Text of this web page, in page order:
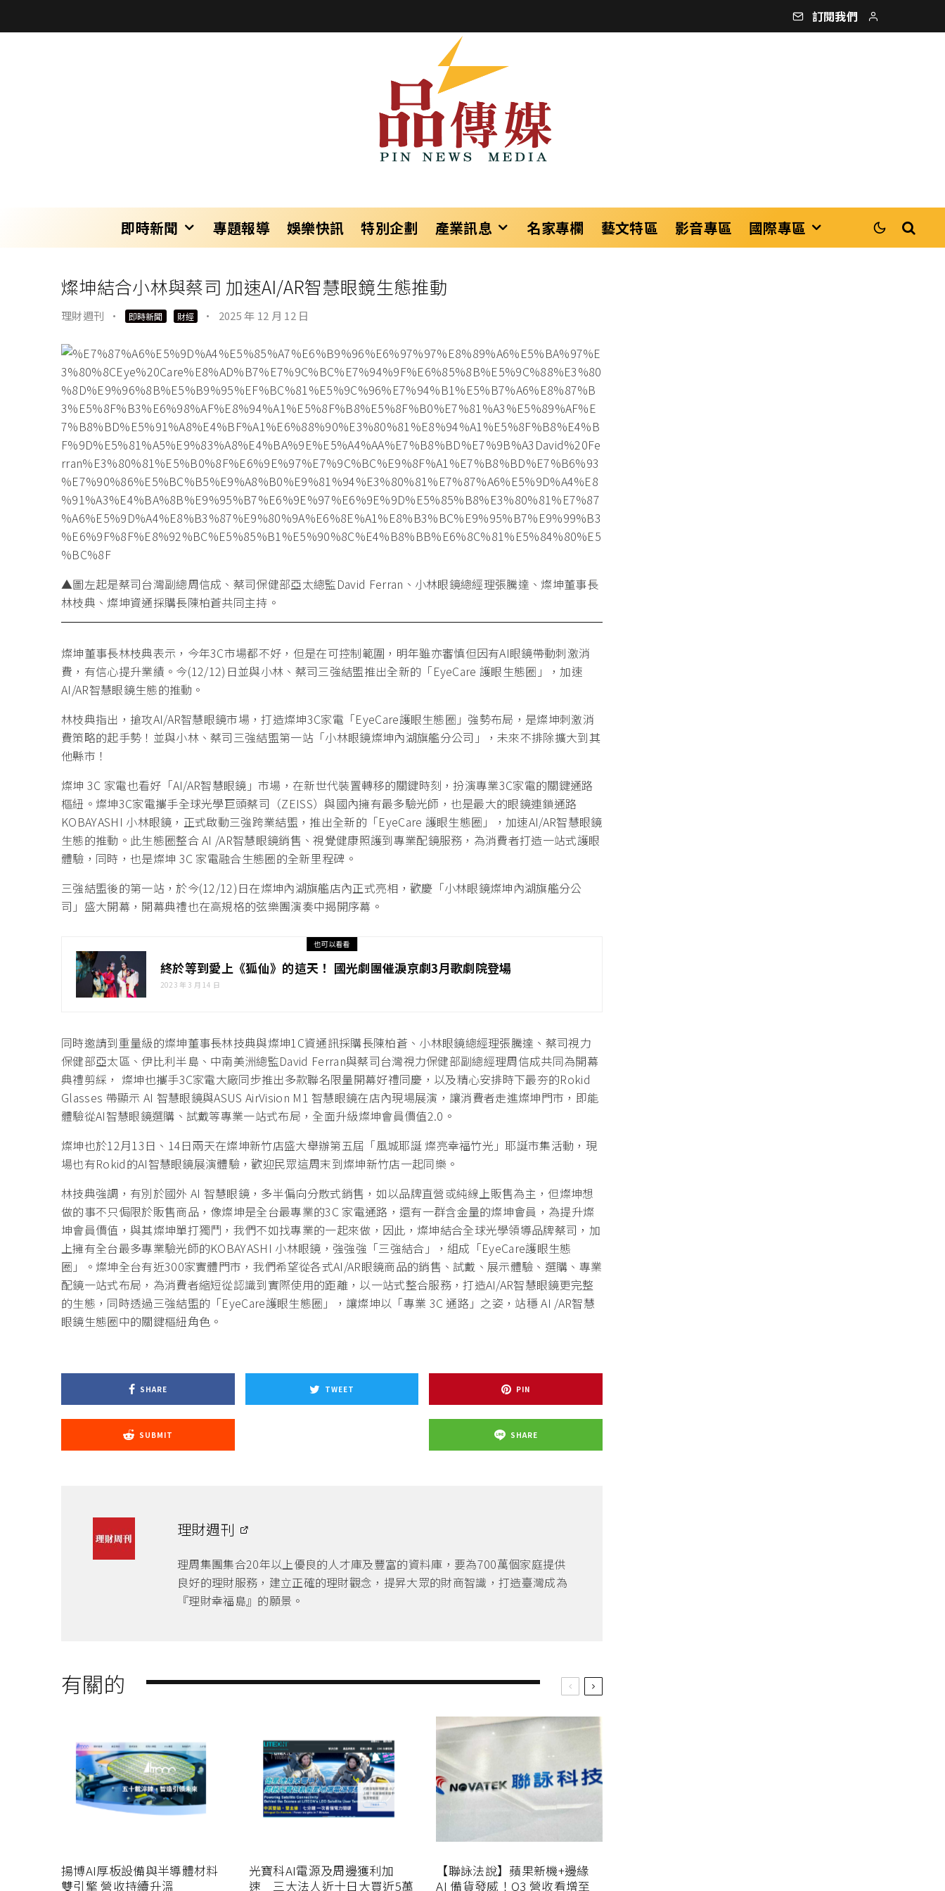
訂閱我們
即時新聞 專題報導 娛樂快訊 特別企劃 產業訊息 名家專欄 藝文特區 影音專區 國際專區
燦坤結合小林與蔡司 加速AI/AR智慧眼鏡生態推動
理財週刊 · 即時新聞 財經 · 2025 年 12 月 12 日
▲圖左起是蔡司台灣副總周信成、蔡司保健部亞太總監David Ferran、小林眼鏡總經理張騰達、燦坤董事長
林枝典、燦坤資通採購長陳柏蒼共同主持。
燦坤董事長林枝典表示，今年3C市場都不好，但是在可控制範圍，明年雖亦審慎但因有AI眼鏡帶動刺激消
費，有信心提升業績。今(12/12)日並與小林、蔡司三強結盟推出全新的「EyeCare 護眼生態圈」，加速
AI/AR智慧眼鏡生態的推動。
林枝典指出，搶攻AI/AR智慧眼鏡市場，打造燦坤3C家電「EyeCare護眼生態圈」強勢布局，是燦坤刺激消
費策略的起手勢！並與小林、蔡司三強結盟第一站「小林眼鏡燦坤內湖旗艦分公司」，未來不排除擴大到其
他縣市！
燦坤 3C 家電也看好「AI/AR智慧眼鏡」市場，在新世代裝置轉移的關鍵時刻，扮演專業3C家電的關鍵通路
樞紐。燦坤3C家電攜手全球光學巨頭蔡司（ZEISS）與國內擁有最多驗光師，也是最大的眼鏡連鎖通路
KOBAYASHI 小林眼鏡，正式啟動三強跨業結盟，推出全新的「EyeCare 護眼生態圈」，加速AI/AR智慧眼鏡
生態的推動。此生態圈整合 AI /AR智慧眼鏡銷售、視覺健康照護到專業配鏡服務，為消費者打造一站式護眼
體驗，同時，也是燦坤 3C 家電融合生態圈的全新里程碑。
三強結盟後的第一站，於今(12/12)日在燦坤內湖旗艦店內正式亮相，歡慶「小林眼鏡燦坤內湖旗艦分公
司」盛大開幕，開幕典禮也在高規格的弦樂團演奏中揭開序幕。
也可以看看
終於等到愛上《狐仙》的這天！ 國光劇團催淚京劇3月歌劇院登場
2023 年 3 月 14 日
同時邀請到重量級的燦坤董事長林技典與燦坤1C資通訊採購長陳柏蒼、小林眼鏡總經理張騰達、蔡司視力
保健部亞太區、伊比利半島、中南美洲總監David Ferran與蔡司台灣視力保健部副總經理周信成共同為開幕
典禮剪綵， 燦坤也攜手3C家電大廠同步推出多款聯名限量開幕好禮同慶，以及精心安排時下最夯的Rokid
Glasses 帶顯示 AI 智慧眼鏡與ASUS AirVision M1 智慧眼鏡在店內現場展演，讓消費者走進燦坤門市，即能
體驗從AI智慧眼鏡選購、試戴等專業一站式布局，全面升級燦坤會員價值2.0。
燦坤也於12月13日、14日兩天在燦坤新竹店盛大舉辦第五屆「風城耶誕 燦亮幸福竹光」耶誕市集活動，現
場也有Rokid的AI智慧眼鏡展演體驗，歡迎民眾這周末到燦坤新竹店一起同樂。
林技典強調，有別於國外 AI 智慧眼鏡，多半偏向分散式銷售，如以品牌直營或純線上販售為主，但燦坤想
做的事不只侷限於販售商品，像燦坤是全台最專業的3C 家電通路，還有一群含金量的燦坤會員，為提升燦
坤會員價值，與其燦坤單打獨鬥，我們不如找專業的一起來做，因此，燦坤結合全球光學領導品牌蔡司，加
上擁有全台最多專業驗光師的KOBAYASHI 小林眼鏡，強強強「三強結合」，組成「EyeCare護眼生態
圈」。燦坤全台有近300家實體門市，我們希望從各式AI/AR眼鏡商品的銷售、試戴、展示體驗、選購、專業
配鏡一站式布局，為消費者縮短從認識到實際使用的距離，以一站式整合服務，打造AI/AR智慧眼鏡更完整
的生態，同時透過三強結盟的「EyeCare護眼生態圈」，讓燦坤以「專業 3C 通路」之姿，站穩 AI /AR智慧
眼鏡生態圈中的關鍵樞紐角色。
SHARE TWEET PIN
SUBMIT SHARE
理財週刊
理周集團集合20年以上優良的人才庫及豐富的資料庫，要為700萬個家庭提供
良好的理財服務，建立正確的理財觀念，提昇大眾的財商智識，打造臺灣成為
『理財幸福島』的願景。
有關的
揚博AI厚板設備與半導體材料
雙引擎 營收持續升溫
光寶科AI電源及周邊獲利加
速 三大法人近十日大買近5萬
【聯詠法說】蘋果新機+邊緣
AI 備貨發威！Q3 營收看增至